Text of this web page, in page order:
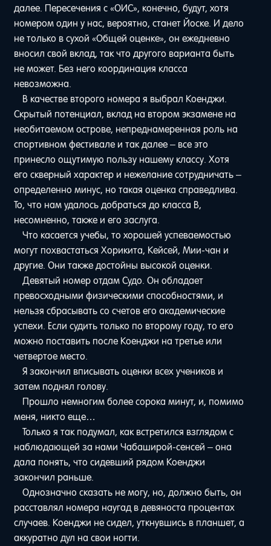
далее. Пересечения с «ОИС», конечно, будут, хотя
номером один у нас, вероятно, станет Йоске. И дело
не только в сухой «Общей оценке», он ежедневно
вносил свой вклад, так что другого варианта быть
не может. Без него координация класса
невозможна.
В качестве второго номера я выбрал Коенджи.
Скрытый потенциал, вклад на втором экзамене на
необитаемом острове, непреднамеренная роль на
спортивном фестивале и так далее – все это
принесло ощутимую пользу нашему классу. Хотя
его скверный характер и нежелание сотрудничать –
определенно минус, но такая оценка справедлива.
То, что нам удалось добраться до класса B,
несомненно, также и его заслуга.
Что касается учебы, то хорошей успеваемостью
могут похвастаться Хорикита, Кейсей, Мии-чан и
другие. Они также достойны высокой оценки.
Девятый номер отдам Судо. Он обладает
превосходными физическими способностями, и
нельзя сбрасывать со счетов его академические
успехи. Если судить только по второму году, то его
можно поставить после Коенджи на третье или
четвертое место.
Я закончил вписывать оценки всех учеников и
затем поднял голову.
Прошло немногим более сорока минут, и, помимо
меня, никто еще…
Только я так подумал, как встретился взглядом с
наблюдающей за нами Чабаширой-сенсей – она
дала понять, что сидевший рядом Коенджи
закончил раньше.
Однозначно сказать не могу, но, должно быть, он
расставлял номера наугад в девяноста процентах
случаев. Коенджи не сидел, уткнувшись в планшет, а
аккуратно дул на свои ногти.